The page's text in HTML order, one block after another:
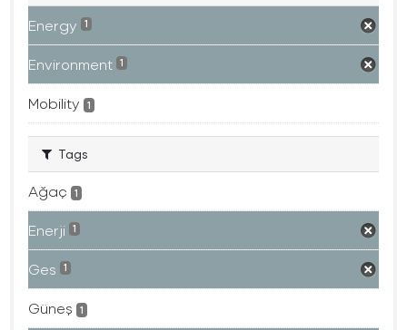
Energy 1
Environment 1
Mobility 1
Tags
Ağaç 1
Enerji 1
Ges 1
Güneş 1